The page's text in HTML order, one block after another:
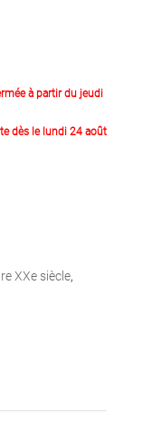
à partir du jeudi
dès le lundi 24 août
XXe siècle,